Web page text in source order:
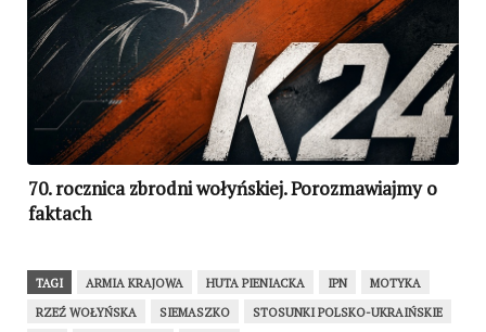
70. rocznica zbrodni wołyńskiej. Porozmawiajmy o
faktach
TAGI ARMIA KRAJOWA HUTA PIENIACKA IPN
MOTYKA
RZEŹ WOŁYŃSKA
SIEMASZKO
STOSUNKI POLSKO-UKRAIŃSKIE